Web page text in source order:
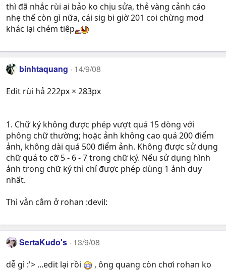
thì đã nhắc rùi ai bảo ko chịu sửa, thẻ vàng cảnh cáo
nhẹ thế còn gì nữa, cái sig bi giờ 201 coi chừng mod
khác lại chém tiêp
binhtaquang 14/9/08
Edit rùi hả 222px × 283px
1. Chữ ký không được phép vượt quá 15 dòng với
phông chữ thường; hoặc ảnh không cao quá 200 điểm
ảnh, không dài quá 500 điểm ảnh. Không được sử dụng
chữ quá to cỡ 5 - 6 - 7 trong chữ ký. Nếu sử dụng hình
ảnh trong chữ ký thì chỉ được phép dùng 1 ảnh duy
nhất.
Thì vẫn cắm ở rohan :devil:
SertaKudo's 13/9/08
dễ gì :'> ...edit lại rồi , ông quang còn chơi rohan ko